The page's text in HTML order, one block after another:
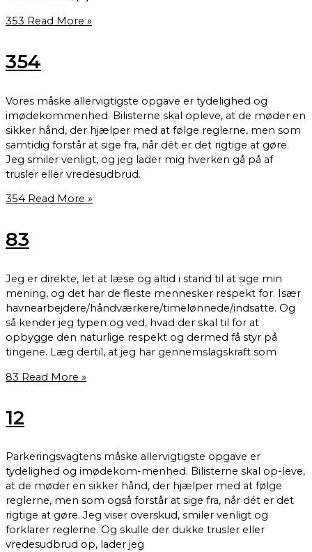
353 Read More »
354
Vores måske allervigtigste opgave er tydelighed og
imødekommenhed. Bilisterne skal opleve, at de møder en
sikker hånd, der hjælper med at følge reglerne, men som
samtidig forstår at sige fra, når dét er det rigtige at gøre.
Jeg smiler venligt, og jeg lader mig hverken gå på af
trusler eller vredesudbrud.
354 Read More »
83
Jeg er direkte, let at læse og altid i stand til at sige min
mening, og det har de fleste mennesker respekt for. Især
havnearbejdere/håndværkere/timelønnede/indsatte. Og
så kender jeg typen og ved, hvad der skal til for at
opbygge den naturlige respekt og dermed få styr på
tingene. Læg dertil, at jeg har gennemslagskraft som
83 Read More »
12
Parkeringsvagtens måske allervigtigste opgave er
tydelighed og imødekom-menhed. Bilisterne skal op-leve,
at de møder en sikker hånd, der hjælper med at følge
reglerne, men som også forstår at sige fra, når dét er det
rigtige at gøre. Jeg viser overskud, smiler venligt og
forklarer reglerne. Og skulle der dukke trusler eller
vredesudbrud op, lader jeg